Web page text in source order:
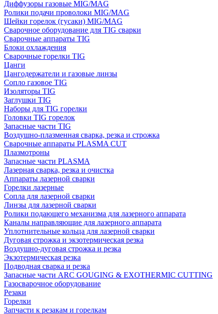
Диффузоры газовые MIG/MAG
Ролики подачи проволоки MIG/MAG
Шейки горелок (гусаки) MIG/MAG
Сварочное оборудование для TIG сварки
Сварочные аппараты TIG
Блоки охлаждения
Сварочные горелки TIG
Цанги
Цангодержатели и газовые линзы
Сопло газовое TIG
Изоляторы TIG
Заглушки TIG
Наборы для TIG горелки
Головки TIG горелок
Запасные части TIG
Воздушно-плазменная сварка, резка и строжка
Сварочные аппараты PLASMA CUT
Плазмотроны
Запасные части PLASMA
Лазерная сварка, резка и очистка
Аппараты лазерной сварки
Горелки лазерные
Сопла для лазерной сварки
Линзы для лазерной сварки
Ролики подающего механизма для лазерного аппарата
Каналы направляющие для лазерного аппарата
Уплотнительные кольца для лазерной сварки
Дуговая строжка и экзотермическая резка
Воздушно-дуговая строжка и резка
Экзотермическая резка
Подводная сварка и резка
Запасные части ARC GOUGING & EXOTHERMIC CUTTING
Газосварочное оборудование
Резаки
Горелки
Запчасти к резакам и горелкам